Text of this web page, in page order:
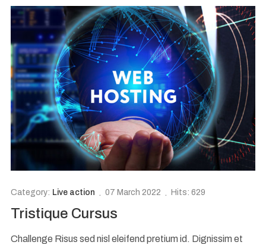
Tristique Cursus
Category: Live action 07 March 2022 Hits: 629
Challenge Risus sed nisl eleifend pretium id. Dignissim et